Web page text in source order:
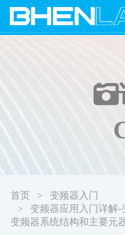
首页
变频器入门
变频器应用入门详解-
变频器系统结构和主要元